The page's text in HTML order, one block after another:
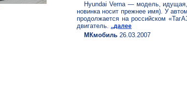
Hyundai Verna — модель,
новинка носит прежнее имя). У
продолжается на российском
двигатель. ..далее
МКмобиль 26.03.2007